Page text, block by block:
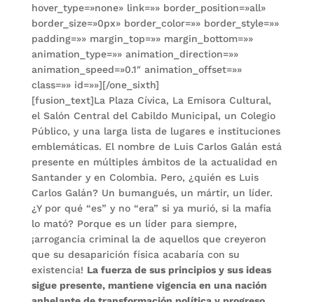
hover_type=»none» link=»» border_position=»all»
border_size=»0px» border_color=»» border_style=»»
padding=»» margin_top=»» margin_bottom=»»
animation_type=»» animation_direction=»»
animation_speed=»0.1″ animation_offset=»»
class=»» id=»»][/one_sixth]
[fusion_text]La Plaza Cívica, La Emisora Cultural,
el Salón Central del Cabildo Municipal, un Colegio
Público, y una larga lista de lugares e instituciones
emblemáticas. El nombre de Luis Carlos Galán está
presente en múltiples ámbitos de la actualidad en
Santander y en Colombia. Pero, ¿quién es Luis
Carlos Galán? Un bumangués, un mártir, un líder.
¿Y por qué “es” y no “era” si ya murió, si la mafia
lo mató? Porque es un líder para siempre,
¡arrogancia criminal la de aquellos que creyeron
que su desaparición física acabaría con su
existencia! La fuerza de sus principios y sus ideas
sigue presente, mantiene vigencia en una nación